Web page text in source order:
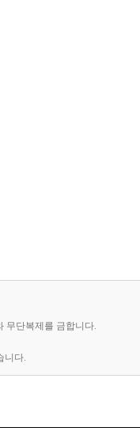
무단복제를 금합니다.
니다.